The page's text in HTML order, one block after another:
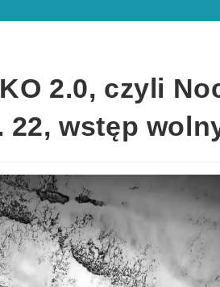
2.0, czyli
22, wstęp